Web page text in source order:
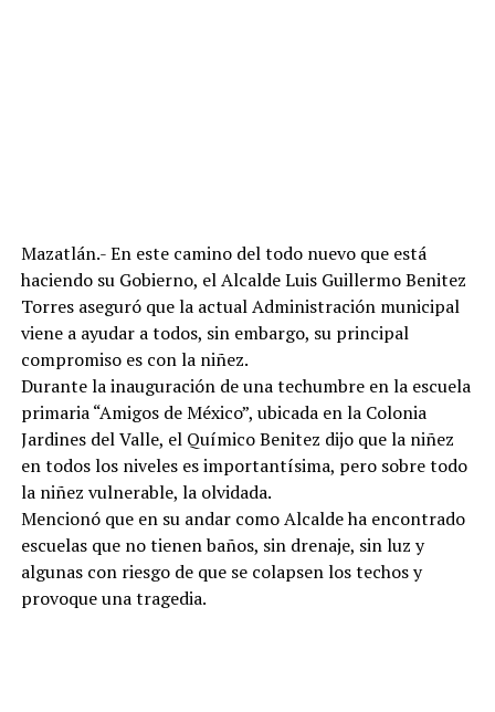
Mazatlán.- En este camino del todo nuevo que está
haciendo su Gobierno, el Alcalde Luis Guillermo Benitez
Torres aseguró que la actual Administración municipal
viene a ayudar a todos, sin embargo, su principal
compromiso es con la niñez.
Durante la inauguración de una techumbre en la escuela
primaria “Amigos de México”, ubicada en la Colonia
Jardines del Valle, el Químico Benitez dijo que la niñez
en todos los niveles es importantísima, pero sobre todo
la niñez vulnerable, la olvidada.
Mencionó que en su andar como Alcalde ha encontrado
escuelas que no tienen baños, sin drenaje, sin luz y
algunas con riesgo de que se colapsen los techos y
provoque una tragedia.